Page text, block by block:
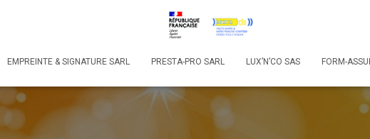
EMPREINTE & SIGNATURE SARL PRESTA-PRO SARL LUX’N’CO SAS FORM-